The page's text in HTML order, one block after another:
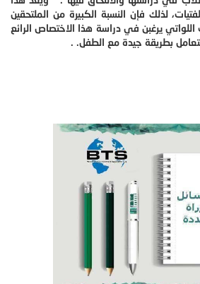
لذلك فإن النسبة الكبيرة من الملتحقين
يرغبن في دراسة هذا الاختصاص الرائع
تتعامل بطريقة جيدة مع الطفل. .